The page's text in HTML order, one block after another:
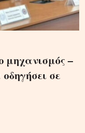
μηχανισμός –
σε